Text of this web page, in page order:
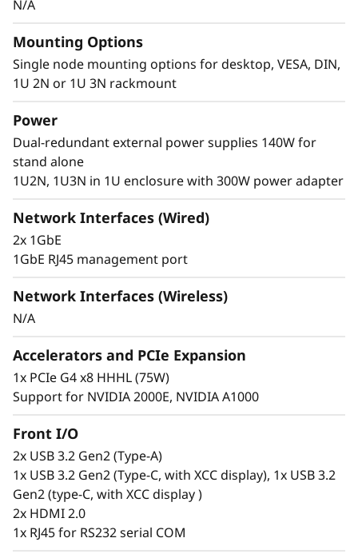
los procesadores Intel
tecnologías combinan avanzadas capacidades
para IA, eficiencia en el consumo y elevada
perimetral.
Los usuarios en el perímetro precisan acceso
constante a la información para tomar
decisiones mejor fundadas, pero esto puede
constituir un desafío. El ThinkEdge SE100 está
N/A
Mounting Options
Single node mounting options for desktop, VESA, DIN,
1U 2N or 1U 3N rackmount
Power
Dual-redundant external power supplies 140W for
stand alone
1U2N, 1U3N in 1U enclosure with 300W power adapter
Network Interfaces (Wired)
2x 1GbE
1GbE RJ45 management port
Network Interfaces (Wireless)
N/A
Accelerators and PCIe Expansion
1x PCIe G4 x8 HHHL (75W)
Support for NVIDIA 2000E, NVIDIA A1000
Front I/O
2x USB 3.2 Gen2 (Type-A)
1x USB 3.2 Gen2 (Type-C, with XCC display), 1x USB 3.2
Gen2 (type-C, with XCC display )
2x HDMI 2.0
1x RJ45 for RS232 serial COM